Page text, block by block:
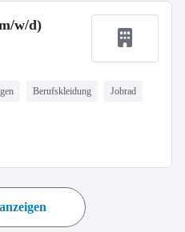
w/d)
Berufskleidung Jobrad